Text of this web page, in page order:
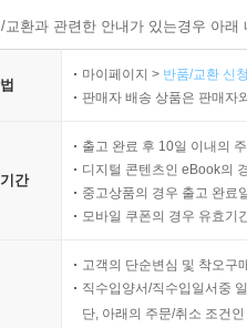
환과 관련한 안내가 있는경우 아
마이페이지 > 반품/교환 신
판매자 배송 상품은 판매자
간
출고 완료 후 10일 이내의
디지털 콘텐츠인 eBook의
중고상품의 경우 출고 완료
모바일 쿠폰의 경우 유효기
고객의 단순변심 및 착오구
직수입양서/직수입일서중
단, 아래의 주문/취소 조건